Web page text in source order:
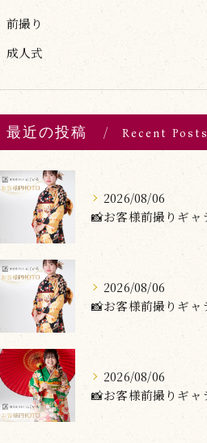
前撮り
成人式
最近の投稿 Recent Posts
2026/08/06
2026/08/06
2026/08/06